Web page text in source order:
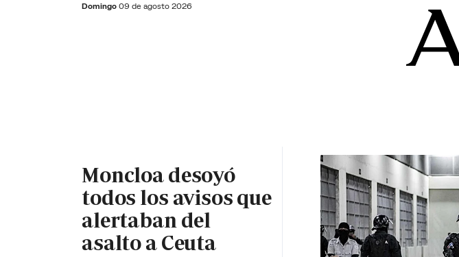
Domingo 09 de agosto 2026
Moncloa desoyó
todos los avisos que
alertaban del
asalto a Ceuta